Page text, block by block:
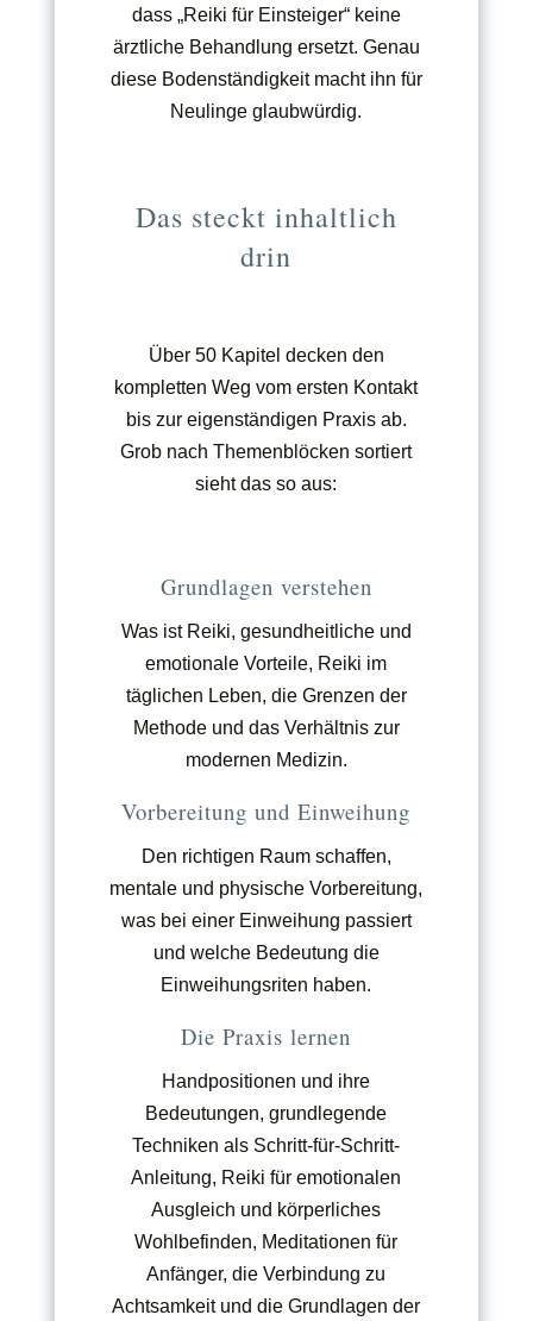
dass „Reiki für Einsteiger“ keine
ärztliche Behandlung ersetzt. Genau
diese Bodenständigkeit macht ihn für
Neulinge glaubwürdig.
Das steckt inhaltlich
drin
Über 50 Kapitel decken den
kompletten Weg vom ersten Kontakt
bis zur eigenständigen Praxis ab.
Grob nach Themenblöcken sortiert
sieht das so aus:
Grundlagen verstehen
Was ist Reiki, gesundheitliche und
emotionale Vorteile, Reiki im
täglichen Leben, die Grenzen der
Methode und das Verhältnis zur
modernen Medizin.
Vorbereitung und Einweihung
Den richtigen Raum schaffen,
mentale und physische Vorbereitung,
was bei einer Einweihung passiert
und welche Bedeutung die
Einweihungsriten haben.
Die Praxis lernen
Handpositionen und ihre
Bedeutungen, grundlegende
Techniken als Schritt-für-Schritt-
Anleitung, Reiki für emotionalen
Ausgleich und körperliches
Wohlbefinden, Meditationen für
Anfänger, die Verbindung zu
Achtsamkeit und die Grundlagen der